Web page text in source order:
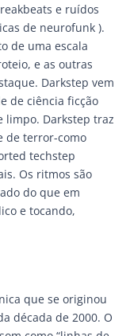
e ruídos
de neurofunk ).
de uma escala
e as outras
Darkstep vem
de ciência ficção
limpo. Darkstep traz
de terror-como
techstep
Os ritmos são
do que em
e tocando,
que se originou
década de 2000. O